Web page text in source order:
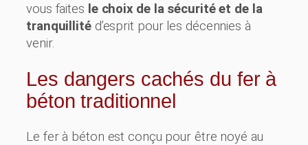
vous faites le choix de la sécurité et de la
tranquillitéd’esprit pour les décennies à
venir.
Les dangers cachés du fer à
béton traditionnel
Le fer à béton est conçu pour être noyé au